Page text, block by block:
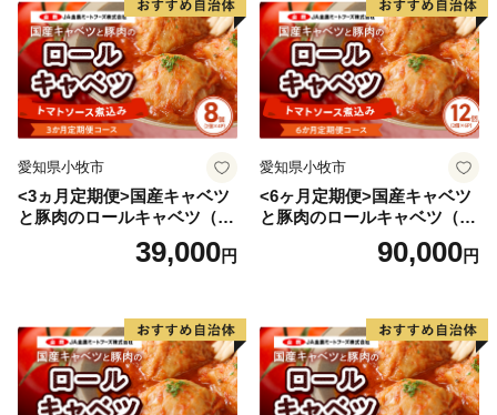
愛知県小牧市
<3ヵ月定期便>国産キャベツ
と豚肉のロールキャベツ（4P
39,000円
愛知県小牧市
<6ヶ月定期便>国産キャベツ
と豚肉のロールキャベツ（6P
90,000円